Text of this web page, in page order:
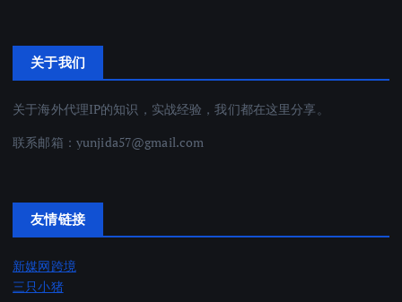
关于我们
关于海外代理IP的知识，实战经验，我们都在这里分享。
联系邮箱： yunjida57@gmail.com
友情链接
新媒网跨境
三只小猪